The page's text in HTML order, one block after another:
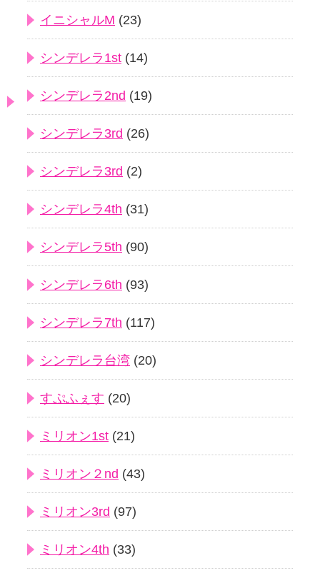
イニシャルM (23)
シンデレラ1st (14)
シンデレラ2nd (19)
シンデレラ3rd (26)
シンデレラ3rd (2)
シンデレラ4th (31)
シンデレラ5th (90)
シンデレラ6th (93)
シンデレラ7th (117)
シンデレラ台湾 (20)
すぷふぇす (20)
ミリオン1st (21)
ミリオン２nd (43)
ミリオン3rd (97)
ミリオン4th (33)